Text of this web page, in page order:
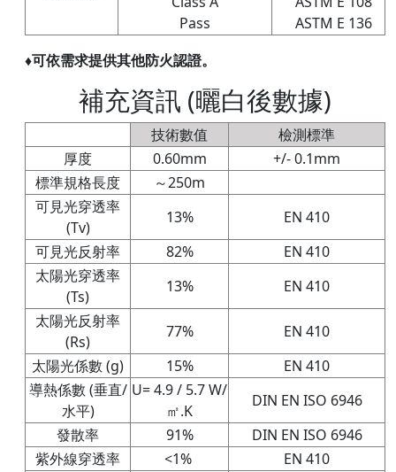
Pass
ASTM E 136
♦可依需求提供其他防火認證。
補充資訊 (曬白後數據)
技術數值
檢測標準
厚度
0.60mm
+/- 0.1mm
標準規格長度
～250m
可見光穿透率
(Tv)
13%
EN 410
可見光反射率
82%
EN 410
太陽光穿透率
(Ts)
13%
EN 410
太陽光反射率
(Rs)
77%
EN 410
太陽光係數 (g)
15%
EN 410
導熱係數 (垂直/
水平)
U= 4.9 / 5.7 W/
㎡.K
DIN EN ISO 6946
發散率
91%
DIN EN ISO 6946
紫外線穿透率
<1%
EN 410